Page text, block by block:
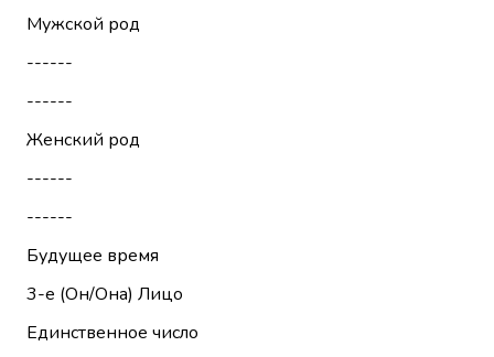
Мужской род
------
------
Женский род
------
------
Будущее время
3-е (Он/Она) Лицо
Единственное число